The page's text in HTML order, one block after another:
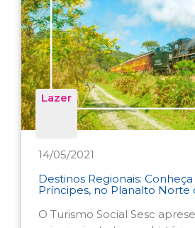
Lazer
14/05/2021
Destinos Regionais:
Príncipes, no Planalto Norte
O Turismo Social Sesc